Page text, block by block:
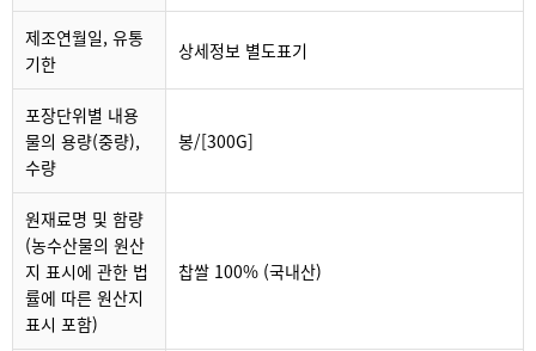
제조연월일, 유통
기한
상세정보 별도표기
포장단위별 내용
물의 용량(중량),
수량
봉/[300G]
원재료명 및 함량
(농수산물의 원산
지 표시에 관한 법
률에 따른 원산지
표시 포함)
찹쌀 100% (국내산)